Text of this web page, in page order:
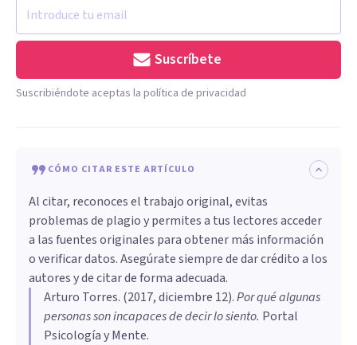
Suscríbete
Suscribiéndote aceptas la política de privacidad
CÓMO CITAR ESTE ARTÍCULO
Al citar, reconoces el trabajo original, evitas
problemas de plagio y permites a tus lectores acceder
a las fuentes originales para obtener más información
o verificar datos. Asegúrate siempre de dar crédito a los
autores y de citar de forma adecuada.
Arturo Torres. (2017, diciembre 12).Por qué algunas
personas son incapaces de decir lo siento. Portal
Psicología y Mente.